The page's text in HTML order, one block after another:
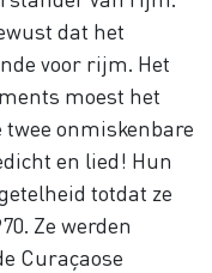
dat het
voor rijm. Het
moest het
onmiskenbare
en lied! Hun
totdat ze
Ze werden
Curaçaose